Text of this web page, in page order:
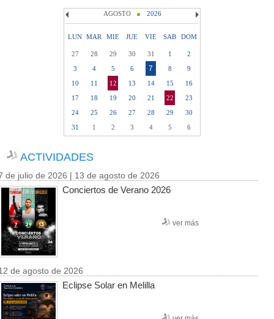
AGOSTO 2026
LUN MAR MIE JUE VIE SAB DOM
27 28 29 30 31 1
2
3
4 5 6 7 8
9
10
11 12 13 14 15
16
17
18 19 20 21 22
23
24
25 26 27 28 29
30
31
1 2 3 4 5 6
ACTIVIDADES
de julio de 2026 | 13 de agosto de 2026
Conciertos de Verano 2026
ver más
de agosto de 2026
Eclipse Solar en Melilla